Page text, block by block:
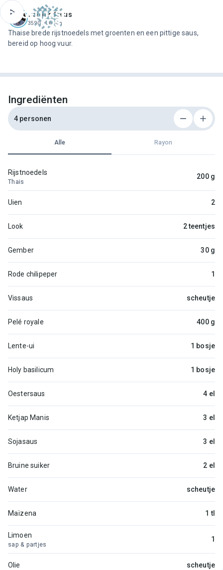
Jeroen Meus
3590 recepten
Thaise brede rijstnoedels met groenten en een pittige saus,
bereid op hoog vuur.
Ingrediënten
4 personen
Alle Rayon
Rijstnoedels
Thais
200 g
Uien 2
Look 2 teentjes
Gember 30 g
Rode chilipeper 1
Vissaus scheutje
Pelé royale 400 g
Lente-ui 1 bosje
Holy basilicum 1 bosje
Oestersaus 4 el
Ketjap Manis 3 el
Sojasaus 3 el
Bruine suiker 2 el
Water scheutje
Maïzena 1 tl
Limoen
sap & partjes
1
Olie scheutje